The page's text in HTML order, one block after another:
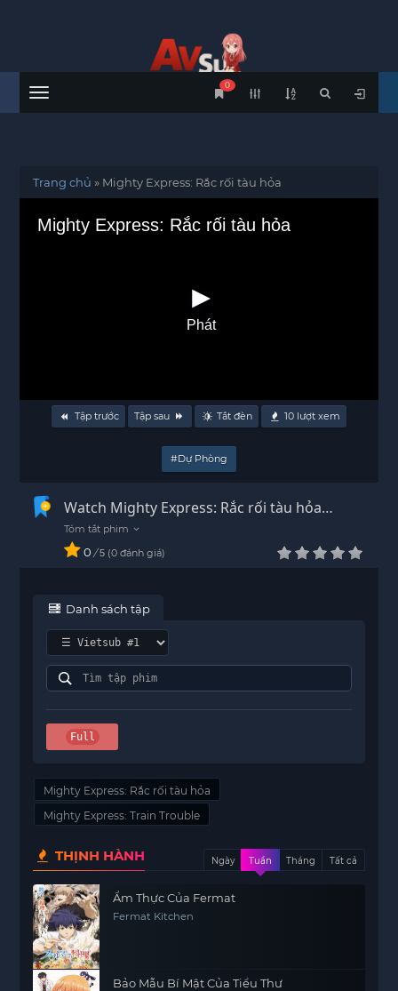
Menu
0
Trang chủ » Mighty Express: Rắc rối tàu hỏa
Mighty Express: Rắc rối tàu hỏa
Phát
Tập trước Tập sau Tắt đèn 10lượt xem
#Dự Phòng
Watch Mighty Express: Rắc rối tàu hỏa
Vietsub - HD
0 / 5 0 đánh giá
Danh sách tập
Full
Mighty Express: Rắc rối tàu hỏa
Mighty Express: Train Trouble
THỊNH HÀNH Ngày Tuần Tháng Tất cả
Ẩm Thực Của Fermat
Fermat Kitchen
Bảo Mẫu Bí Mật Của Tiểu Thư